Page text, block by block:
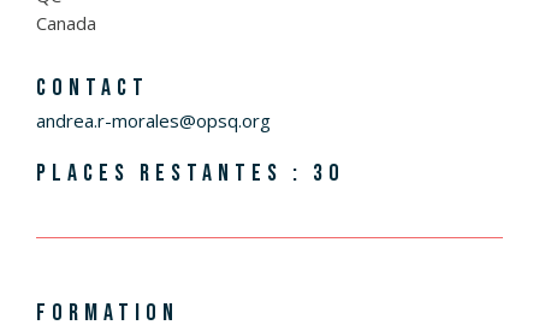
Canada
CONTACT
andrea.r-morales@opsq.org
PLACES RESTANTES : 30
FORMATION